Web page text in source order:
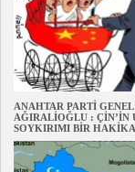
ANAHTAR PARTİ
AĞIRALİOĞLU : ÇİN’İN
SOYKIRIMI BİR